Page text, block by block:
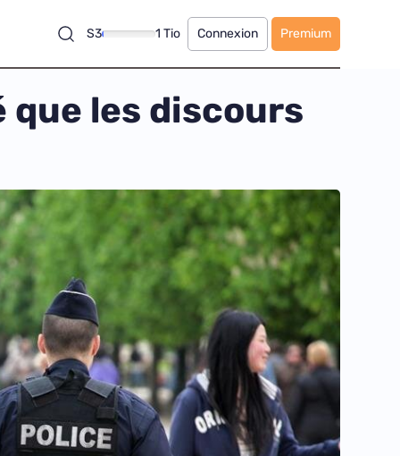
S3 1 Tio Connexion Premium
les discours